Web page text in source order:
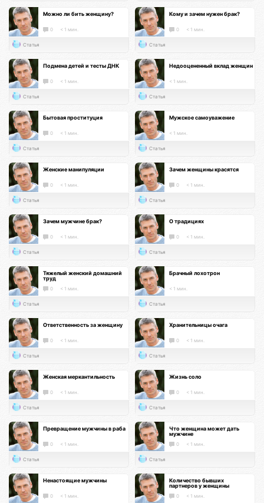
Можно ли бить женщину?
0 < 1 мин.
Статья
Кому и зачем нужен брак?
0 < 1 мин.
Статья
Подмена детей и тесты ДНК
0 < 1 мин.
Статья
Недооцененный вклад женщин
< 1 мин.
Статья
Бытовая проституция
0 < 1 мин.
Статья
Мужское самоуважение
< 1 мин.
Статья
Женские манипуляции
0 < 1 мин.
Статья
Зачем женщины красятся
0 < 1 мин.
Статья
Зачем мужчине брак?
0 < 1 мин.
Статья
О традициях
0 < 1 мин.
Статья
Тяжелый женский домашний
труд
0 < 1 мин.
Статья
Брачный лохотрон
< 1 мин.
Статья
Ответственность за женщину
0 < 1 мин.
Статья
Хранительницы очага
0 < 1 мин.
Статья
Женская меркантильность
0 < 1 мин.
Статья
Жизнь соло
0 < 1 мин.
Статья
Превращение мужчины в раба
0 < 1 мин.
Статья
Что женщина может дать
мужчине
0 < 1 мин.
Статья
Ненастоящие мужчины
0 < 1 мин.
Количество бывших
партнеров у женщины
0 < 1 мин.